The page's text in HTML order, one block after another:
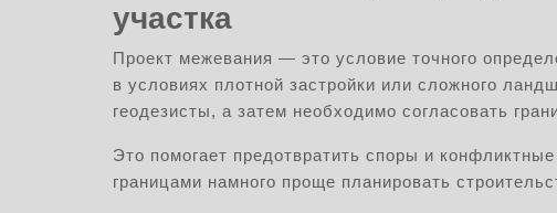
участка
Проект межевания — это условие точного
в условиях плотной застройки или сложного
геодезисты, а затем необходимо согласовать
Это помогает предотвратить споры и
границами намного проще планировать